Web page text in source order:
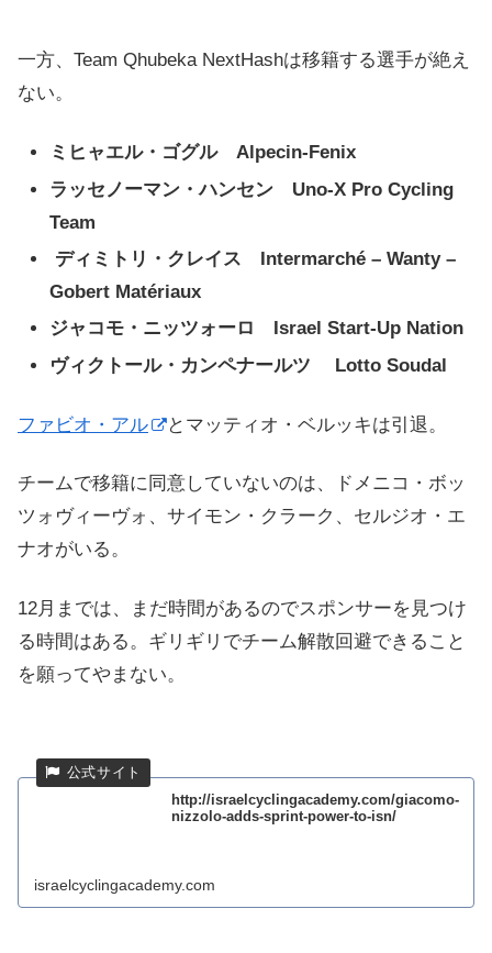
一方、Team Qhubeka NextHashは移籍する選手が絶え
ない。
ミヒャエル・ゴグル Alpecin-Fenix
ラッセノーマン・ハンセン Uno-X Pro Cycling
Team
ディミトリ・クレイス Intermarché – Wanty –
Gobert Matériaux
ジャコモ・ニッツォーロ Israel Start-Up Nation
ヴィクトール・カンペナールツ Lotto Soudal
ファビオ・アル とマッティオ・ベルッキは引退。
チームで移籍に同意していないのは、ドメニコ・ボッ
ツォヴィーヴォ、サイモン・クラーク、セルジオ・エ
ナオがいる。
12月までは、まだ時間があるのでスポンサーを見つけ
る時間はある。ギリギリでチーム解散回避できること
を願ってやまない。
http://israelcyclingacademy.com/giacomo-
nizzolo-adds-sprint-power-to-isn/
israelcyclingacademy.com